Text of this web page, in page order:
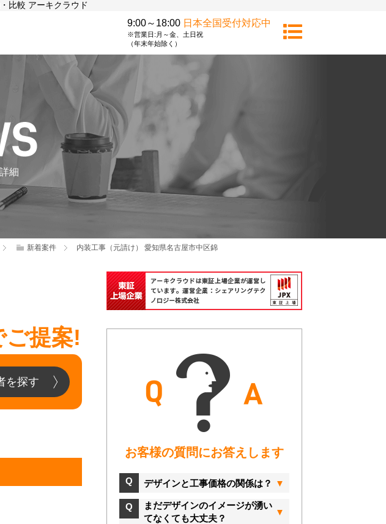
比較 アーキクラウド
9:00～18:00 日本全国受付対応中
※営業日:月～金、土日祝
（年末年始除く）
細
新着案件 内装工事（元請け） 愛知県名古屋市中区錦
ご提案!
を探す
お客様の質問にお答えします
デザインと工事価格の関係は？
まだデザインのイメージが湧い
てなくても大丈夫？